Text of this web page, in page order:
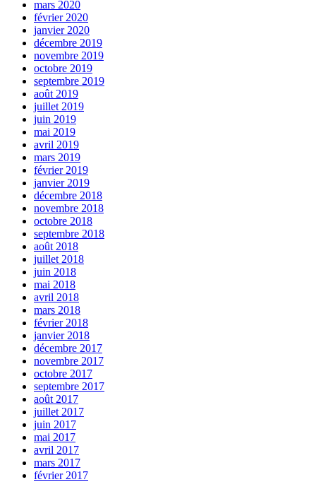
mars 2020
février 2020
janvier 2020
décembre 2019
novembre 2019
octobre 2019
septembre 2019
août 2019
juillet 2019
juin 2019
mai 2019
avril 2019
mars 2019
février 2019
janvier 2019
décembre 2018
novembre 2018
octobre 2018
septembre 2018
août 2018
juillet 2018
juin 2018
mai 2018
avril 2018
mars 2018
février 2018
janvier 2018
décembre 2017
novembre 2017
octobre 2017
septembre 2017
août 2017
juillet 2017
juin 2017
mai 2017
avril 2017
mars 2017
février 2017